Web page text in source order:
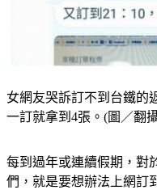
一訂就拿到4張。(圖／翻
們，就是要想辦法上網訂
惡夢。但最近有一名女網